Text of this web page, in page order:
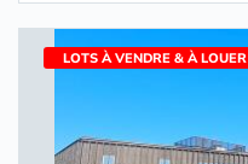
LOTS À VENDRE & À LOUER